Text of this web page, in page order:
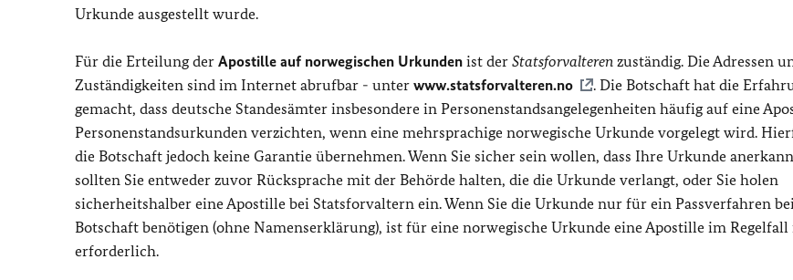
Urkunde ausgestellt wurde.
Für die Erteilung der Apostille auf norwegischen Urkunden ist der Statsforvalteren zuständig. Die Adressen
Zuständigkeiten sind im Internet abrufbar - unter www.statsforvalteren.no
. Die Botschaft hat die
gemacht, dass deutsche Standesämter insbesondere in Personenstandsangelegenheiten häufig auf eine
Personenstandsurkunden verzichten, wenn eine mehrsprachige norwegische Urkunde vorgelegt wird.
die Botschaft jedoch keine Garantie übernehmen. Wenn Sie sicher sein wollen, dass Ihre Urkunde
sollten Sie entweder zuvor Rücksprache mit der Behörde halten, die die Urkunde verlangt, oder Sie holen
sicherheitshalber eine Apostille bei Statsforvaltern ein. Wenn Sie die Urkunde nur für ein Passverfahren
Botschaft benötigen (ohne Namenserklärung), ist für eine norwegische Urkunde eine Apostille im
erforderlich.